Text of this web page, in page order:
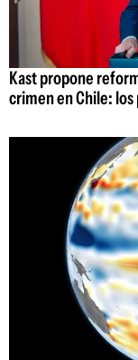
Kast propone
crimen en Chile: los